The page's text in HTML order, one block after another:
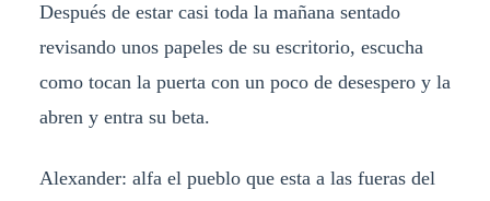
Después de estar casi toda la mañana sentado
revisando unos papeles de su escritorio, escucha
como tocan la puerta con un poco de desespero y la
abren y entra su beta.
Alexander: alfa el pueblo que esta a las fueras del